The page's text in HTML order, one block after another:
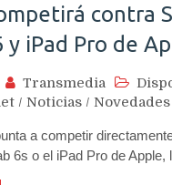
contra
y iPad Pro de
Transmedia
/ Noticias / Novedades
a competir
6s o el iPad Pro de